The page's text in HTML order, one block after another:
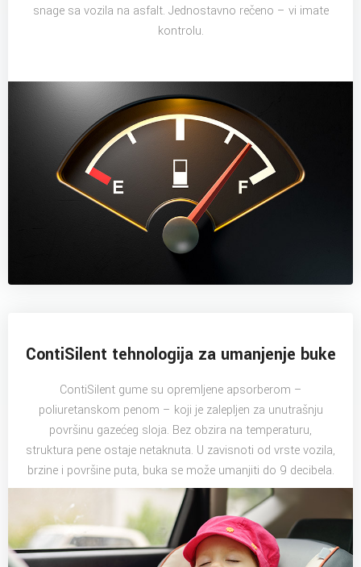
snage sa vozila na asfalt. Jednostavno rečeno – vi imate
kontrolu.
ContiSilent tehnologija za umanjenje buke
ContiSilent gume su opremljene apsorberom –
poliuretanskom penom – koji je zalepljen za unutrašnju
površinu gazećeg sloja. Bez obzira na temperaturu,
struktura pene ostaje netaknuta. U zavisnoti od vrste vozila,
brzine i površine puta, buka se može umanjiti do 9 decibela.